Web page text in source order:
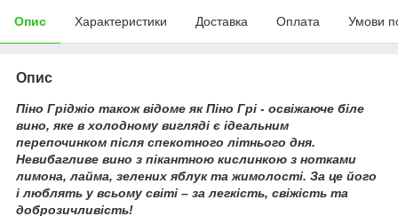
Опис Характеристики Доставка Оплата Умови
Опис
Піно Гріджіо також відоме як Піно Грі - освіжаюче біле
вино, яке в холодному вигляді є ідеальним
перепочинком після спекотного літнього дня.
Невибагливе вино з пікантною кислинкою з нотками
лимона, лайма, зелених яблук та жимолості. За це його
і люблять у всьому світі – за легкість, свіжість та
доброзичливість!